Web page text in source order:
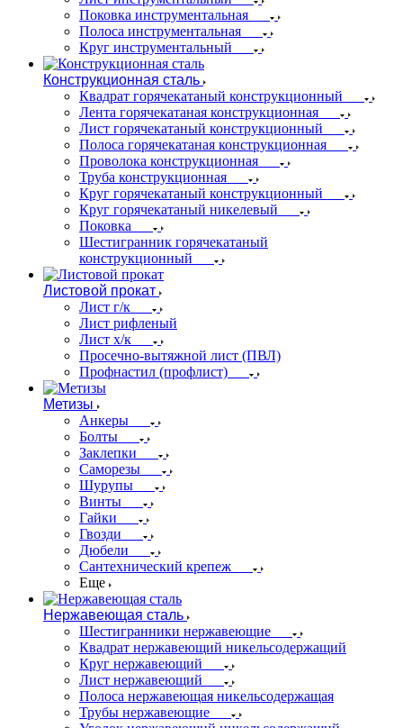
Поковка инструментальная
Полоса инструментальная
Круг инструментальный
Конструкционная сталь
Квадрат горячекатаный конструкционный
Лента горячекатаная конструкционная
Лист горячекатаный конструкционный
Полоса горячекатаная конструкционная
Проволока конструкционная
Труба конструкционная
Круг горячекатаный конструкционный
Круг горячекатаный никелевый
Поковка
Шестигранник горячекатаный
конструкционный
Листовой прокат
Лист г/к
Лист рифленый
Лист х/к
Просечно-вытяжной лист (ПВЛ)
Профнастил (профлист)
Метизы
Анкеры
Болты
Заклепки
Саморезы
Шурупы
Винты
Гайки
Гвозди
Дюбели
Сантехнический крепеж
Еще
Нержавеющая сталь
Шестигранники нержавеющие
Квадрат нержавеющий никельсодержащий
Круг нержавеющий
Лист нержавеющий
Полоса нержавеющая никельсодержащая
Трубы нержавеющие